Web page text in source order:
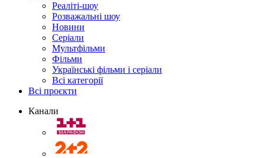
Реаліті-шоу
Розважальні шоу
Новини
Серіали
Мультфільми
Фільми
Українські фільми і серіали
Всі категорії
Всі проєкти
Канали